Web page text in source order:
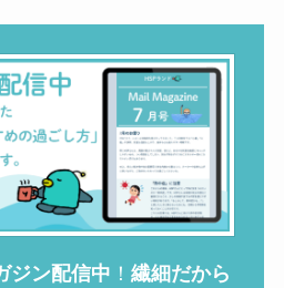
ジン配信中 ！ 繊細だから